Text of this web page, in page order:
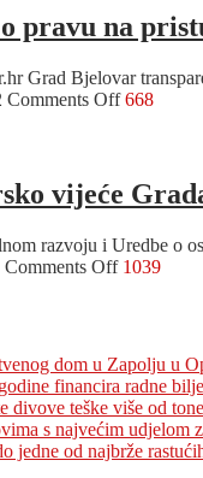
spremne
krevete
tople
obroke
Ukrajine
pravu na
Grad Bjelovar
Comments Offon
pravu
na
pokazalo
isplatila
668
vijeće
razvoju i Uredbe o
Comments Offon
Bjelovara
i
pet
općina-
Održana
1039
dom u Zapolju u
financira radne
divove teške više od
s najvećim udjelom
jedne od najbrže